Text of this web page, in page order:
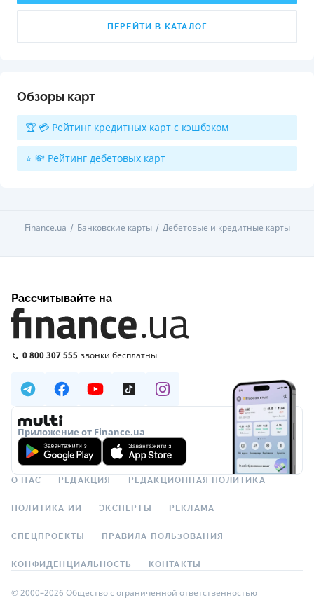
ПЕРЕЙТИ В КАТАЛОГ
Обзоры карт
🏆 💳 Рейтинг кредитных карт с кэшбэком
⭐ 💸 Рейтинг дебетовых карт
Finance.ua Банковские карты Дебетовые и кредитные карты
Рассчитывайте на
0 800 307 555 звонки бесплатны
Приложение от Finance.ua
О НАС РЕДАКЦИЯ РЕДАКЦИОННАЯ ПОЛИТИКА
ПОЛИТИКА ИИ ЭКСПЕРТЫ РЕКЛАМА
СПЕЦПРОЕКТЫ ПРАВИЛА ПОЛЬЗОВАНИЯ
КОНФИДЕНЦИАЛЬНОСТЬ КОНТАКТЫ
© 2000–2026 Общество с ограниченной ответственностью